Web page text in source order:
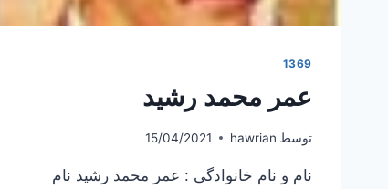
1369
عمر محمد رشید
توسط hawrian
15/04/2021
نام و نام خانوادگی : عمر محمد رشید نام